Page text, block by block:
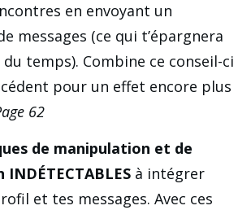
en envoyant un
messages (ce qui t’épargnera
temps). Combine ce conseil-ci
pour un effet encore plus
62
de manipulation et de
INDÉTECTABLES à intégrer
et tes messages. Avec ces